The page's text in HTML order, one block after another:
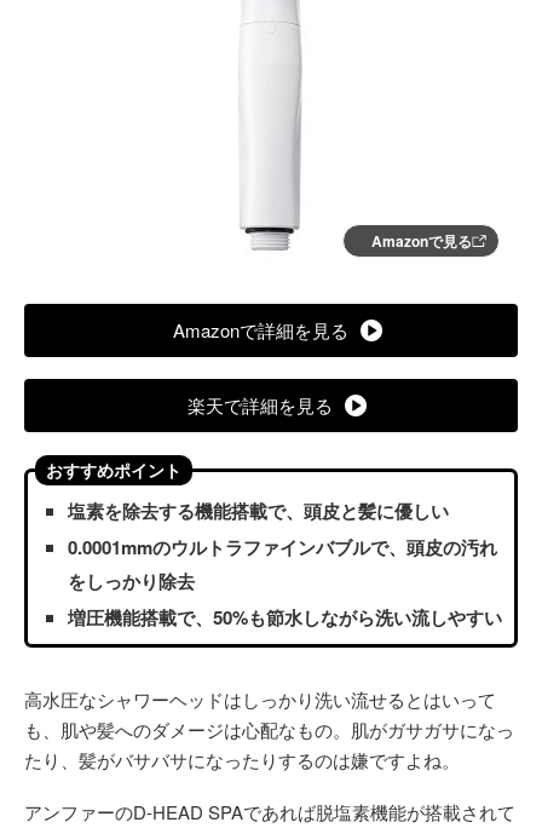
Amazonで見る
Amazonで詳細を見る
楽天で詳細を見る
おすすめポイント
塩素を除去する機能搭載で、頭皮と髪に優しい
0.0001mmのウルトラファインバブルで、頭皮の汚れ
をしっかり除去
増圧機能搭載で、50%も節水しながら洗い流しやすい
高水圧なシャワーヘッドはしっかり洗い流せるとはいって
も、肌や髪へのダメージは心配なもの。肌がガサガサになっ
たり、髪がバサバサになったりするのは嫌ですよね。
アンファーのD-HEAD SPAであれば脱塩素機能が搭載されて